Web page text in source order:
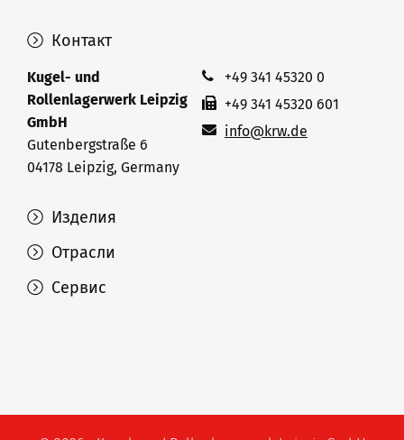
Изделия
Отрасли
Сервис
Контакт
Kugel- und
Rollenlagerwerk Leipzig
GmbH
Gutenbergstraße 6
04178 Leipzig, Germany
+49 341 45320 0
+49 341 45320 601
info@krw.de